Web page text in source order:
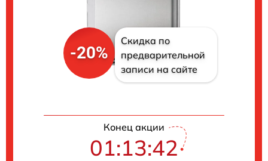
-20%
Скидка по
предварительной
записи на сайте
Конец акции
01:13:41